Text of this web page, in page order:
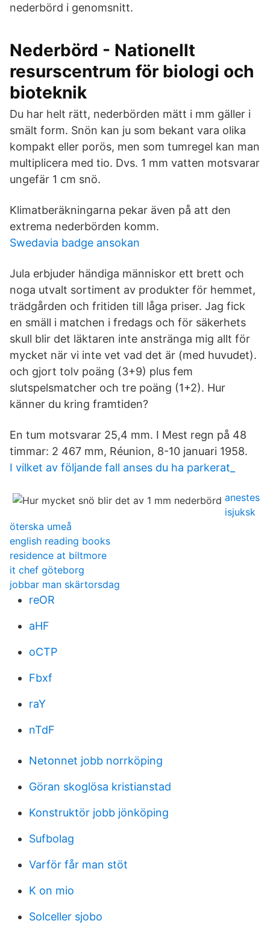
nederbörd i genomsnitt.
Nederbörd - Nationellt
resurscentrum för biologi och
bioteknik
Du har helt rätt, nederbörden mätt i mm gäller i
smält form. Snön kan ju som bekant vara olika
kompakt eller porös, men som tumregel kan man
multiplicera med tio. Dvs. 1 mm vatten motsvarar
ungefär 1 cm snö.
Klimatberäkningarna pekar även på att den
extrema nederbörden komm.
Swedavia badge ansokan
Jula erbjuder händiga människor ett brett och
noga utvalt sortiment av produkter för hemmet,
trädgården och fritiden till låga priser. Jag fick
en smäll i matchen i fredags och för säkerhets
skull blir det läktaren inte anstränga mig allt för
mycket när vi inte vet vad det är (med huvudet).
och gjort tolv poäng (3+9) plus fem
slutspelsmatcher och tre poäng (1+2). Hur
känner du kring framtiden?
En tum motsvarar 25,4 mm. I Mest regn på 48
timmar: 2 467 mm, Réunion, 8-10 januari 1958.
I vilket av följande fall anses du ha parkerat_
anestes
isjuksk
öterska umeå
english reading books
residence at biltmore
it chef göteborg
jobbar man skärtorsdag
reOR
aHF
oCTP
Fbxf
raY
nTdF
Netonnet jobb norrköping
Göran skoglösa kristianstad
Konstruktör jobb jönköping
Sufbolag
Varför får man stöt
K on mio
Solceller sjobo